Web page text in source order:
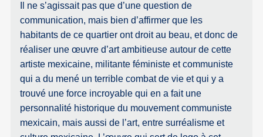
Il ne s’agissait pas que d’une question de
communication, mais bien d’affirmer que les
habitants de ce quartier ont droit au beau, et donc de
réaliser une œuvre d’art ambitieuse autour de cette
artiste mexicaine, militante féministe et communiste
qui a du mené un terrible combat de vie et qui y a
trouvé une force incroyable qui en a fait une
personnalité historique du mouvement communiste
mexicain, mais aussi de l’art, entre surréalisme et